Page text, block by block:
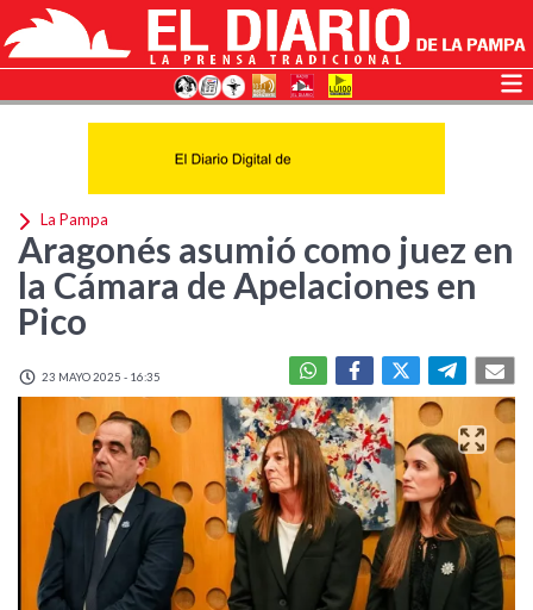
La Pampa
Aragonés asumió como juez en
la Cámara de Apelaciones en
Pico
23 MAYO 2025 - 16:35